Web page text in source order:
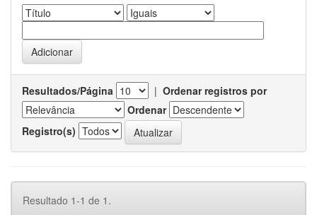
Resultados/Página | Ordenar registros por
Ordenar
Registro(s)
Resultado 1-1 de 1.